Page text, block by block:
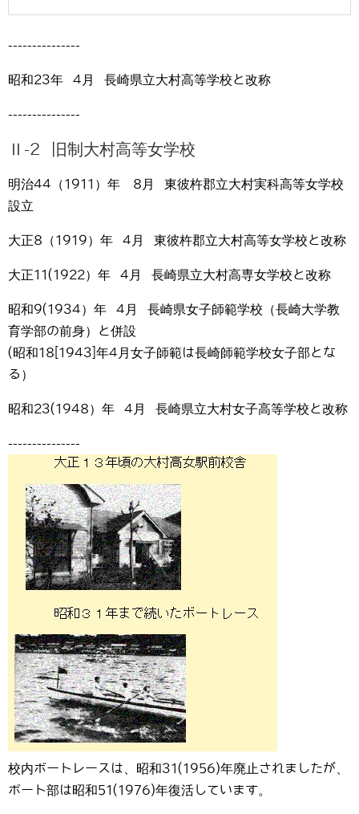
---------------
昭和23年 4月 長崎県立大村高等学校と改称
---------------
Ⅱ-2 旧制大村高等女学校
明治44（1911）年 8月 東彼杵郡立大村実科高等女学校
設立
大正8（1919）年 4月 東彼杵郡立大村高等女学校と改称
大正11(1922）年 4月 長崎県立大村高専女学校と改称
昭和9(1934）年 4月 長崎県女子師範学校（長崎大学教
育学部の前身）と併設
(昭和18[1943]年4月女子師範は長崎師範学校女子部とな
る）
昭和23(1948）年 4月 長崎県立大村女子高等学校と改称
---------------
校内ボートレースは、昭和31(1956)年廃止されましたが、
ボート部は昭和51(1976)年復活しています。